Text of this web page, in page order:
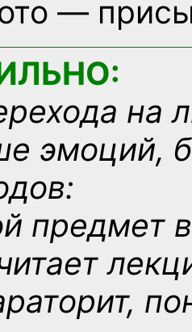
—
на
эмоций,
предмет